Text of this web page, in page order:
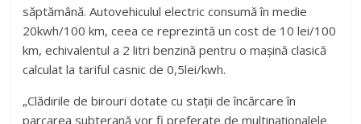
săptămână. Autovehiculul electric consumă în medie
20kwh/100 km, ceea ce reprezintă un cost de 10 lei/100
km, echivalentul a 2 litri benzină pentru o mașină clasică
calculat la tariful casnic de 0,5lei/kwh.
„Clădirile de birouri dotate cu stații de încărcare în
parcarea subterană vor fi preferate de multinaționalele